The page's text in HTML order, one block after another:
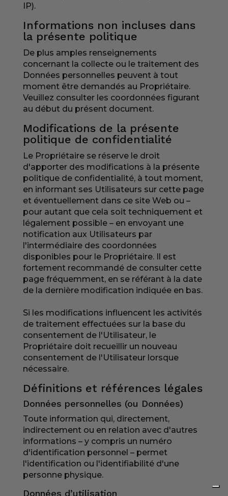
IP).
Informations non incluses dans
la présente politique
De plus amples renseignements
concernant la collecte ou le traitement des
Données personnelles peuvent à tout
moment être demandés au Propriétaire.
Veuillez consulter les coordonnées figurant
au début du présent document.
Modifications de la présente
politique de confidentialité
Le Propriétaire se réserve le droit
d'apporter des modifications à la présente
politique de confidentialité, à tout moment,
en informant ses Utilisateurs sur cette page
et éventuellement dans ce site Web ou –
pour autant que cela soit techniquement et
légalement possible – en envoyant une
notification aux Utilisateurs par
l'intermédiaire des coordonnées
disponibles pour le Propriétaire. Il est
fortement recommandé de consulter cette
page fréquemment, en se référant à la date
de la dernière modification indiquée en bas.
Si les modifications influencent les activités
de traitement effectuées sur la base du
consentement de l'Utilisateur, le
Propriétaire doit recueillir un nouveau
consentement de l'Utilisateur lorsque
nécessaire.
Définitions et références légales
Données personnelles (ou Données)
Toute information qui, directement,
indirectement ou en relation avec d'autres
informations – y compris un numéro
d'identification personnel – permet
l'identification ou l'identifiabilité d'une
personne physique.
Données d’utilisation